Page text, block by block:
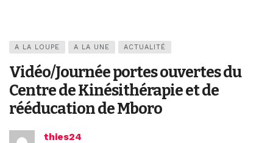
A LA LOUPE A LA UNE ACTUALITÉ
Vidéo/Journée portes ouvertes du
Centre de Kinésithérapie et de
rééducation de Mboro
thies24